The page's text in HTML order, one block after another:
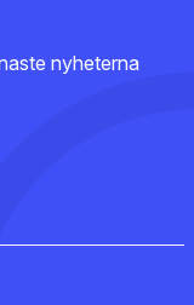
nyheterna